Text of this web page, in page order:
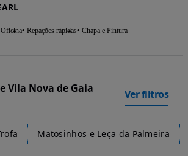
Oficina Repações rápidas Chapa e Pintura
Vila Nova de Gaia
Ver filtros
Matosinhos e Leça da Palmeira